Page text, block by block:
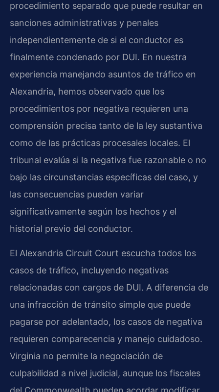
procedimiento separado que puede resultar en
sanciones administrativas y penales
independientemente de si el conductor es
finalmente condenado por DUI. En nuestra
experiencia manejando asuntos de tráfico en
Alexandria, hemos observado que los
procedimientos por negativa requieren una
comprensión precisa tanto de la ley sustantiva
como de las prácticas procesales locales. El
tribunal evalúa si la negativa fue razonable o no
bajo las circunstancias específicas del caso, y
las consecuencias pueden variar
significativamente según los hechos y el
historial previo del conductor.
El Alexandria Circuit Court escucha todos los
casos de tráfico, incluyendo negativas
relacionadas con cargos de DUI. A diferencia de
una infracción de tránsito simple que puede
pagarse por adelantado, los casos de negativa
requieren comparecencia y manejo cuidadoso.
Virginia no permite la negociación de
culpabilidad a nivel judicial, aunque los fiscales